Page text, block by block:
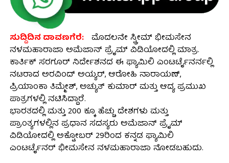
ಸುದ್ದಿದಿನ ದಾವಣಗೆರೆ:ಮೊದಲನೇ ಸ್ಟ್ರೀಮ್ ಭೀಮಸೇನ
ನಳಮಹಾರಾಜಾ ಅಮೆಜಾನ್ ಪ್ರೈಮ್ ವಿಡಿಯೋದಲ್ಲಿ ಮಾತ್ರ.
ಕಾರ್ತಿಕ್ ಸರಗೂರ್ ನಿರ್ದೇಶನದ ಈ ಫ್ಯಾಮಿಲಿ ಎಂಟರ್ಟೈನರ್ನಲ್ಲಿ
ನಟರಾದ ಅರವಿಂದ್ ಅಯ್ಯರ್, ಆರೋಹಿ ನಾರಾಯಣ್,
ಪ್ರಿಯಾಂಕಾ ತಿಮ್ಮೇಶ್, ಅಚ್ಯುತ್ ಕುಮಾರ್ ಮತ್ತು ಆದ್ಯ ಪ್ರಮುಖ
ಪಾತ್ರಗಳಲ್ಲಿ ನಟಿಸಿದ್ದಾರೆ.
ಭಾರತದಲ್ಲಿ ಮತ್ತು 200 ಕ್ಕೂ ಹೆಚ್ಚು ದೇಶಗಳು ಮತ್ತು
ಪ್ರಾಂತ್ಯಗಳಲ್ಲಿನ ಪ್ರಧಾನ ಸದಸ್ಯರು ಅಮೆಜಾನ್ ಪ್ರೈಮ್
ವಿಡಿಯೋದಲ್ಲಿ ಅಕ್ಟೋಬರ್ 29ರಿಂದ ಕನ್ನಡ ಫ್ಯಾಮಿಲಿ
ಎಂಟರ್ಟೈನರ್ ಭೀಮಸೇನ ನಳಮಹಾರಾಜಾ ನೋಡಬಹುದು.